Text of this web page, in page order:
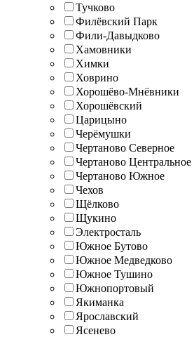
Тучково
Филёвский Парк
Фили-Давыдково
Хамовники
Химки
Ховрино
Хорошёво-Мнёвники
Хорошёвский
Царицыно
Черёмушки
Чертаново Северное
Чертаново Центральное
Чертаново Южное
Чехов
Щёлково
Щукино
Электросталь
Южное Бутово
Южное Медведково
Южное Тушино
Южнопортовый
Якиманка
Ярославский
Ясенево